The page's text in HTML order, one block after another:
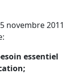
novembre 2011
essentiel